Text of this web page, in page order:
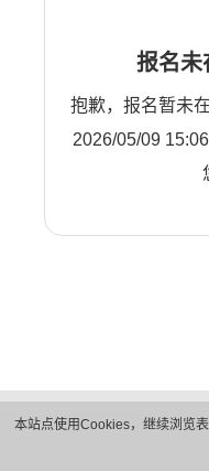
本站点使用Cookies，继续浏览
报名未
抱歉，报名暂未
2026/05/09